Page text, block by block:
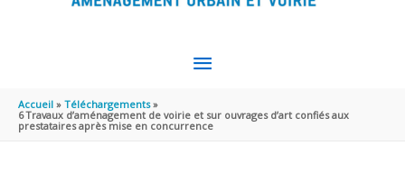
MENU
PRINCIPAL
Accueil
Téléchargements
6 Travaux d’aménagement de voirie et sur ouvrages d’art confiés aux
prestataires après mise en concurrence